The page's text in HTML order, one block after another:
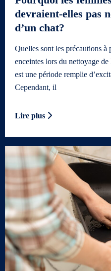
devraient-elles pas
d’un chat?
Quelles sont les précautions à
enceintes lors du nettoyage
est une période remplie
Cependant, il
Lire plus